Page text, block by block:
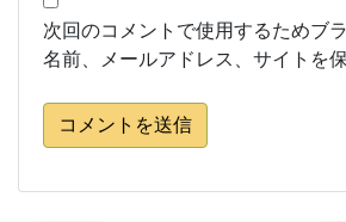
次回のコメントで使用するためブ
名前、メールアドレス、サイトを保
コメントを送信